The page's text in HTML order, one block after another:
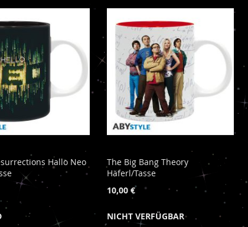
Hallo Neo
The Big Bang Theory
Häferl/Tasse
10,00 €
NICHT VERFÜGBAR